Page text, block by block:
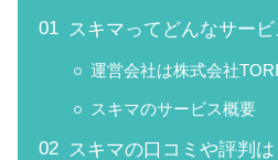
スキマってどんなサービ
運営会社は株式会社
スキマのサービス概要
スキマの口コミや評判は